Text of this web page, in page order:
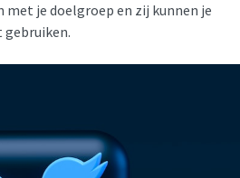
met je doelgroep en zij kunnen je